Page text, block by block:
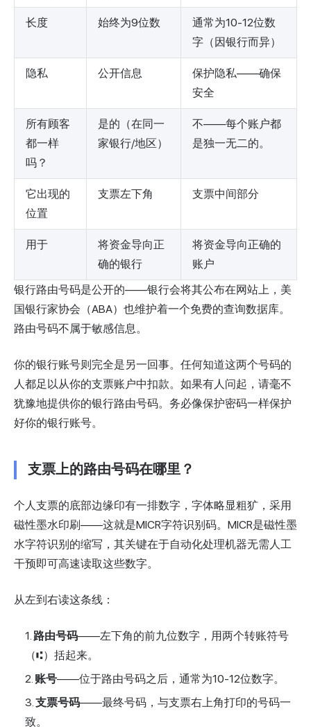
长度 始终为9位数
通常为10-12位数
字（因银行而异）
隐私 公开信息
保护隐私——确保
安全
所有顾客
都一样
吗？
是的（在同一
家银行/地区）
不——每个账户都
是独一无二的。
它出现的
位置
支票左下角 支票中间部分
用于
将资金导向正
确的银行
将资金导向正确的
账户
银行路由号码是公开的——银行会将其公布在网站上，美
国银行家协会（ABA）也维护着一个免费的查询数据库。
路由号码不属于敏感信息。
你的银行账号则完全是另一回事。任何知道这两个号码的
人都足以从你的支票账户中扣款。如果有人问起，请毫不
犹豫地提供你的银行路由号码。务必像保护密码一样保护
好你的银行账号。
支票上的路由号码在哪里？
个人支票的底部边缘印有一排数字，字体略显粗犷，采用
磁性墨水印刷——这就是MICR字符识别码。MICR是磁性墨
水字符识别的缩写，其关键在于自动化处理机器无需人工
干预即可高速读取这些数字。
从左到右读这条线：
路由号码——左下角的前九位数字，用两个转账符号
（⑆）括起来。
账号——位于路由号码之后，通常为10-12位数字。
支票号码——最终号码，与支票右上角打印的号码一
致。